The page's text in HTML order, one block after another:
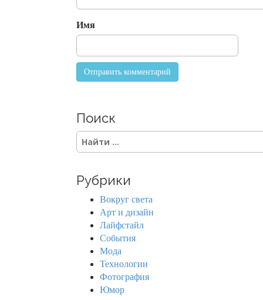
n
Имя
Поиск
S
e
c
Рубрики
Вокруг света
Арт и дизайн
Лайфстайл
События
Мода
Технологии
Фотография
Юмор